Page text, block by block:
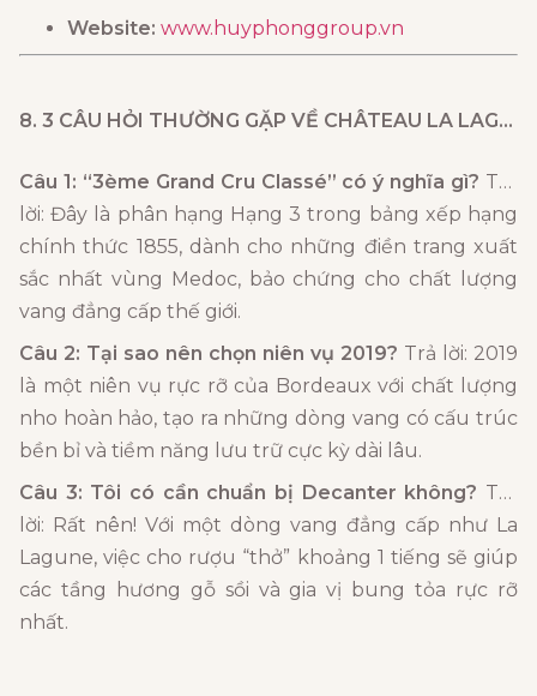
Website: www.huyphonggroup.vn
8. 3 CÂU HỎI THƯỜNG GẶP VỀ CHÂTEAU LA LAGUNE
Câu 1: “3ème Grand Cru Classé” có ý nghĩa gì? Trả
lời: Đây là phân hạng Hạng 3 trong bảng xếp hạng
chính thức 1855, dành cho những điền trang xuất
sắc nhất vùng Medoc, bảo chứng cho chất lượng
vang đẳng cấp thế giới.
Câu 2: Tại sao nên chọn niên vụ 2019? Trả lời: 2019
là một niên vụ rực rỡ của Bordeaux với chất lượng
nho hoàn hảo, tạo ra những dòng vang có cấu trúc
bền bỉ và tiềm năng lưu trữ cực kỳ dài lâu.
Câu 3: Tôi có cần chuẩn bị Decanter không? Trả
lời: Rất nên! Với một dòng vang đẳng cấp như La
Lagune, việc cho rượu “thở” khoảng 1 tiếng sẽ giúp
các tầng hương gỗ sồi và gia vị bung tỏa rực rỡ
nhất.